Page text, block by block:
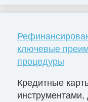
ключевые
процедуры
Кредитные